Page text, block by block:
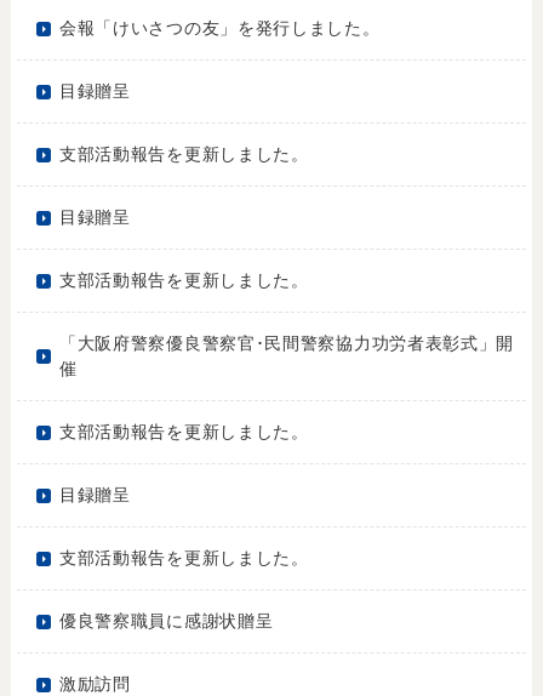
会報「けいさつの友」を発行しました。
目録贈呈
支部活動報告を更新しました。
目録贈呈
支部活動報告を更新しました。
「大阪府警察優良警察官･民間警察協力功労者表彰式」開
催
支部活動報告を更新しました。
目録贈呈
支部活動報告を更新しました。
優良警察職員に感謝状贈呈
激励訪問